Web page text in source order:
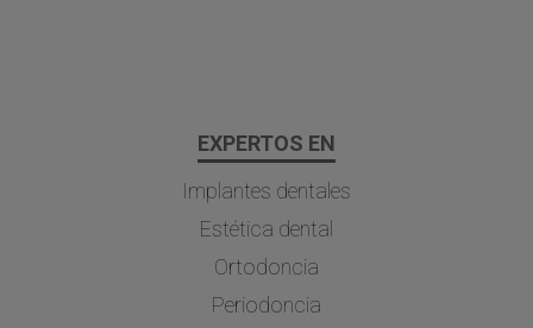
EXPERTOS EN
Implantes dentales
Estética dental
Ortodoncia
Periodoncia